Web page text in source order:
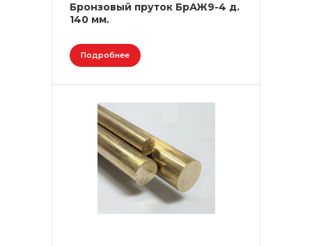
Бронзовый пруток БрАЖ9-4 д.
140 мм.
Подробнее